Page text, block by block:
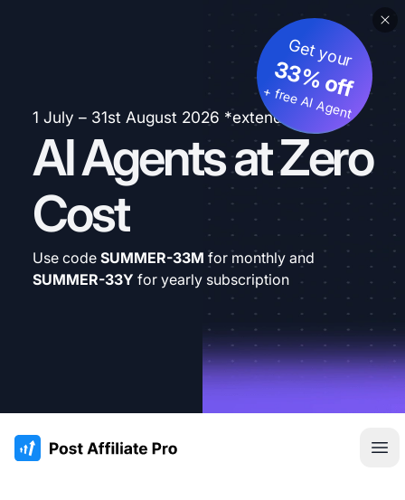
1 July – 31st August 2026 *extended
AI Agents at Zero
Cost
Get your
33% off
+ free AI Agent
Use code SUMMER-33M for monthly and
SUMMER-33Y for yearly subscription
:site.title